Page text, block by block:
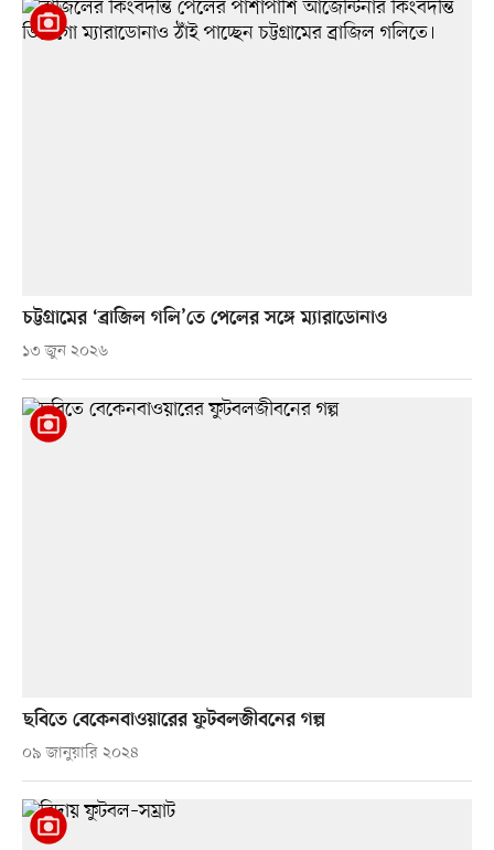
চট্টগ্রামের ‘ব্রাজিল গলি’তে পেলের সঙ্গে ম্যারাডোনাও
১৩ জুন ২০২৬
ছবিতে বেকেনবাওয়ারের ফুটবলজীবনের গল্প
০৯ জানুয়ারি ২০২৪